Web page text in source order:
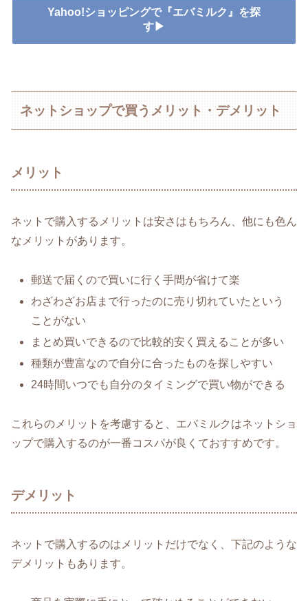
Yahoo!ショッピングで『エバミルク』を探
す▶
ネットショップで買うメリット・デメリット
メリット
ネットで購入するメリットは安さはもちろん、他にも色ん
なメリットがあります。
郵送で届くので買いに行く手間が省けて楽
わざわざお店まで行ったのに売り切れていたという
ことがない
まとめ買いできるので比較的安く買えることが多い
種類が豊富なので自分に合ったものを探しやすい
24時間いつでも自分のタイミングで買い物ができる
これらのメリットを考慮すると、エバミルクはネットショ
ップで購入するのが一番コスパが良くておすすめです。
デメリット
ネットで購入するのはメリットだけでなく、下記のような
デメリットもあります。